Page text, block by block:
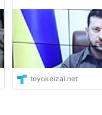
toyokeizai.net